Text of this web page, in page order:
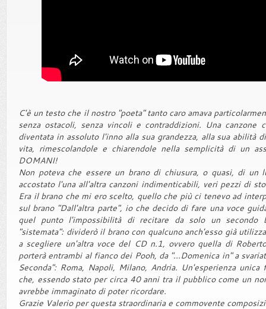
C'è un testo che il nostro "poeta" tanto caro amava
senza ostacoli, senza vincoli e contraddizioni. Una
diventata in assoluto l'inno alla sua grandezza, alla sua abilità
vita, rimescolandole e chiarendole nella semplicità di un
DOMANI!
Non poteva che essere un brano di chiusura, o quasi, di un
accostato l'una all'altra canzoni indimenticabili, veri pezzi di
Era il brano che mi ero scelto, quello che più ci tenevo ad
sul brano "Dall'altra parte", io che decido di fare una voce
quel punto l'impossibilità di recitare da solo un secondo
"sistemata": dividerò il brano con qualcuno anch'esso già
a scegliere un'altra voce del CD n.1, ovvero quella di
porterà entrambi al fianco dei Pooh, da "...Domenica in" a
Seconda": Roma, Napoli, Milano, Andria. Un'esperienza
che, essendo stato per circa 40 anni tra il pubblico come un
avrebbe immaginato di poter ricordare.
Grazie Valerio per questa straordinaria e commovente